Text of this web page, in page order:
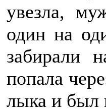
увезла,
один на
забирали
попала
лыка и был